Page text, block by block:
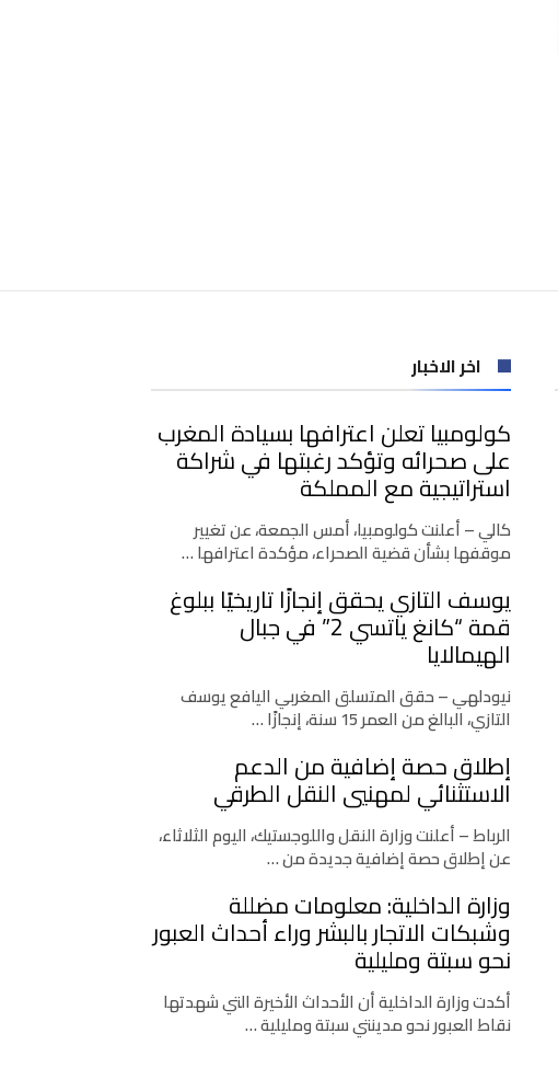
اخر الاخبار
كولومبيا تعلن اعترافها بسيادة المغرب
على صحرائه وتؤكد رغبتها في شراكة
استراتيجية مع المملكة
كالي – أعلنت كولومبيا، أمس الجمعة، عن تغيير
موقفها بشأن قضية الصحراء، مؤكدة اعترافها …
يوسف التازي يحقق إنجازًا تاريخيًا ببلوغ
قمة “كانغ ياتسي 2” في جبال
الهيمالايا
نيودلهي – حقق المتسلق المغربي اليافع يوسف
التازي، البالغ من العمر 15 سنة، إنجازًا …
إطلاق حصة إضافية من الدعم
الاستثنائي لمهنيي النقل الطرقي
الرباط – أعلنت وزارة النقل واللوجستيك، اليوم الثلاثاء،
عن إطلاق حصة إضافية جديدة من …
وزارة الداخلية: معلومات مضللة
وشبكات الاتجار بالبشر وراء أحداث العبور
نحو سبتة ومليلية
أكدت وزارة الداخلية أن الأحداث الأخيرة التي شهدتها
نقاط العبور نحو مدينتي سبتة ومليلية …